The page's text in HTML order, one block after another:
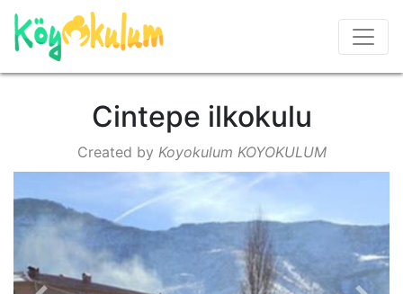
Cintepe ilkokulu
Created by Koyokulum KOYOKULUM